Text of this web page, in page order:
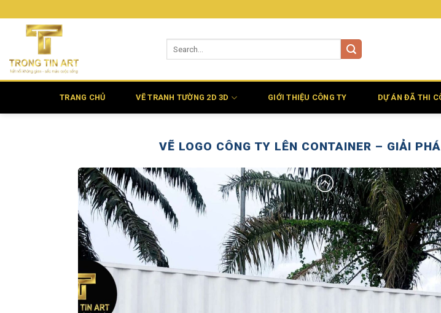
qua
TRANG CHỦ VẼ TRANH TƯỜNG 2D 3D GIỚI THIỆU CÔNG TY DỰ ÁN ĐÃ THI
VẼ LOGO CÔNG TY LÊN CONTAINER – GIẢI